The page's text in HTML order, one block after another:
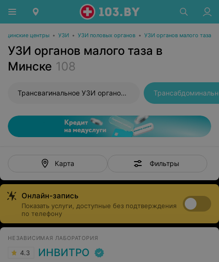
центры • УЗИ • УЗИ половых органов • УЗИ органов малого таза
УЗИ органов малого таза в
Минске 108
Трансвагинальное УЗИ органов малого таза
Карта Фильтры
Онлайн-запись
Показать услуги, доступные без подтверждения
по телефону
НЕЗАВИСИМАЯ ЛАБОРАТОРИЯ
4.3 ИНВИТРО